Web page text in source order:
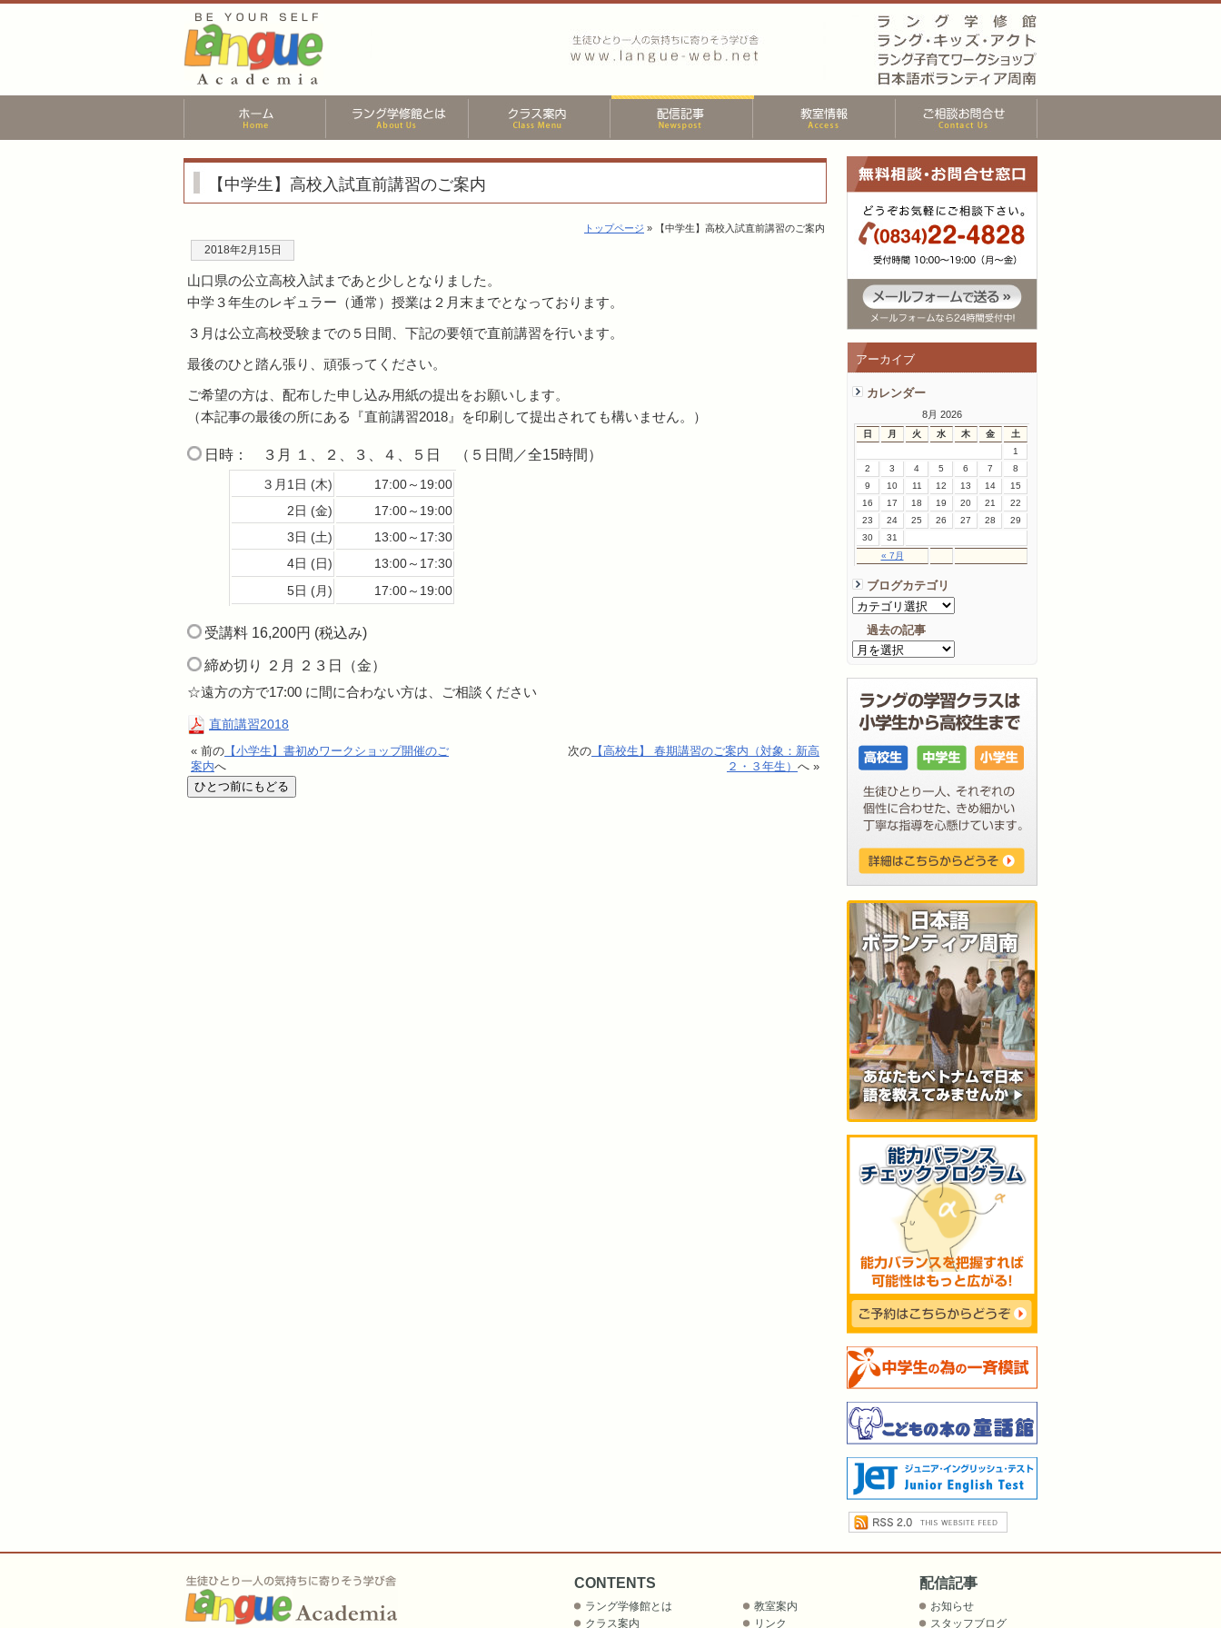
アーカイブ
カレンダー
8月 2026
日 月 火 水 木 金 土
« 7月
1
2
3 4 5 6 7
8
9
10 11 12 13 14
15
16
17 18 19 20 21
22
23
24 25 26 27 28
29
30
31
ブログカテゴリ
過去の記事
【中学生】高校入試直前講習のご案内
トップページ » 【中学生】高校入試直前講習のご案内
2018年2月15日
山口県の公立高校入試まであと少しとなりました。
中学３年生のレギュラー（通常）授業は２月末までとなっております。
３月は公立高校受験までの５日間、下記の要領で直前講習を行います。
最後のひと踏ん張り、頑張ってください。
ご希望の方は、配布した申し込み用紙の提出をお願いします。
（本記事の最後の所にある『直前講習2018』を印刷して提出されても構いません。）
日時： ３月 １、２、３、４、５日 （５日間／全15時間）
３月1日 (木)
17:00～19:00
2日 (金)
17:00～19:00
3日 (土)
13:00～17:30
4日 (日)
13:00～17:30
5日 (月)
17:00～19:00
受講料 16,200円 (税込み)
締め切り ２月 ２３日（金）
☆遠方の方で17:00 に間に合わない方は、ご相談ください
直前講習2018
« 前の 【小学生】書初めワークショップ開催のご
案内へ
次の 【高校生】 春期講習のご案内（対象：新高
２・３年生） へ »
CONTENTS
ラング学修館とは
クラス案内
教室案内
リンク
配信記事
お知らせ
スタッフブログ